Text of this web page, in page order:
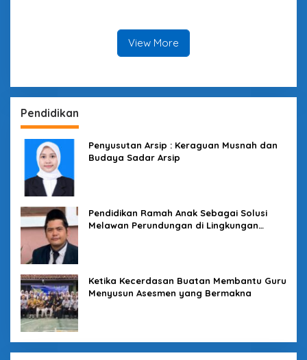
View More
Pendidikan
Penyusutan Arsip : Keraguan Musnah dan
Budaya Sadar Arsip
Pendidikan Ramah Anak Sebagai Solusi
Melawan Perundungan di Lingkungan
Ketika Kecerdasan Buatan Membantu Guru
Menyusun Asesmen yang Bermakna